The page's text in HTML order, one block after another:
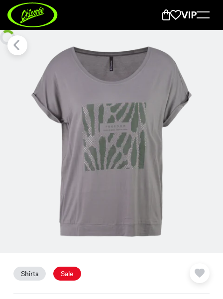
Kira Life Shirt
Shirts Sale